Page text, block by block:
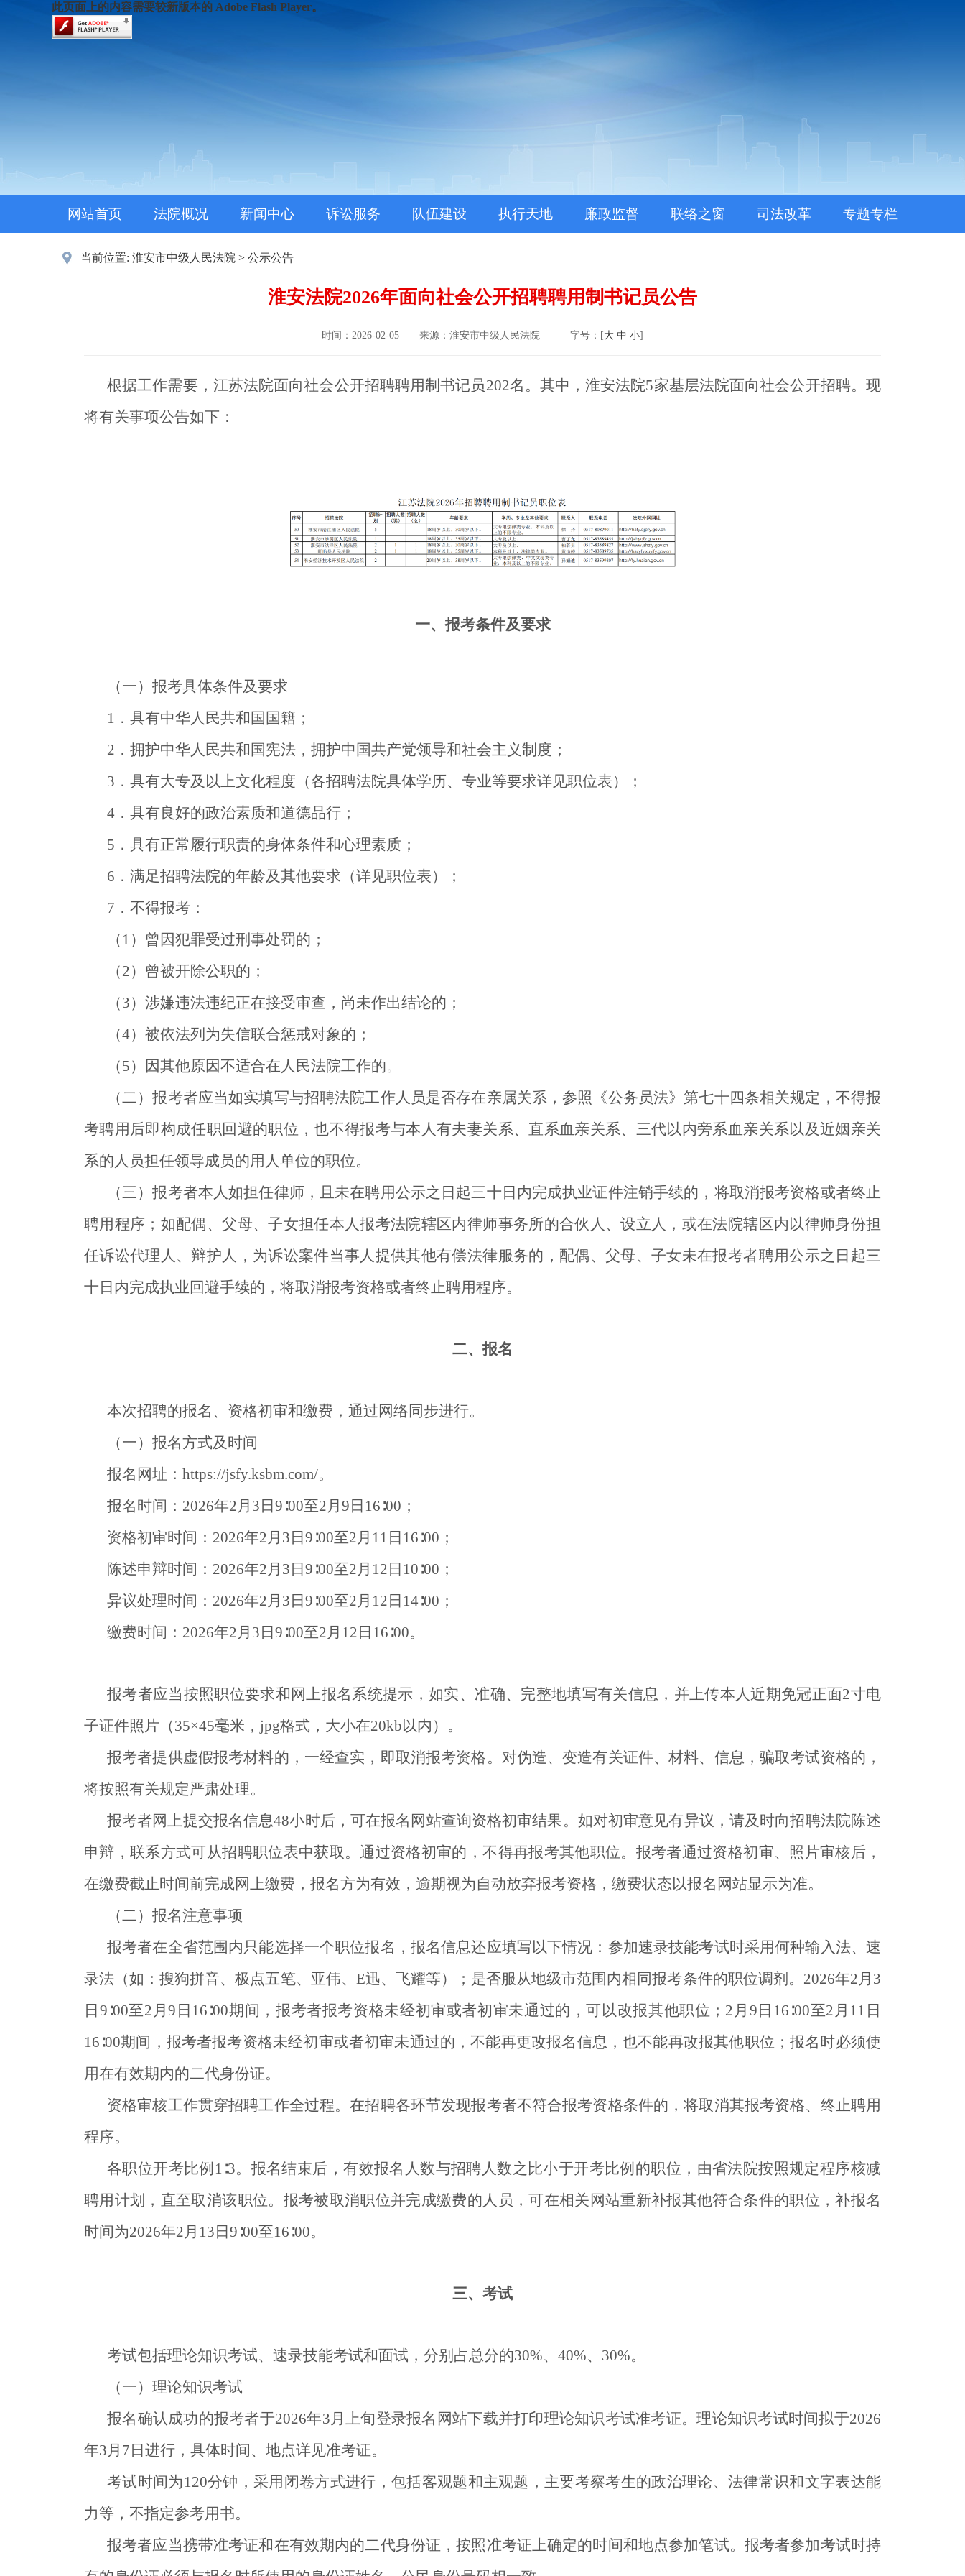
此页面上的内容需要较新版本的 Adobe Flash Player。
网站首页 法院概况 新闻中心 诉讼服务 队伍建设 执行天地 廉政监督 联络之窗 司法改革 专题专栏
当前位置: 淮安市中级人民法院 > 公示公告
淮安法院2026年面向社会公开招聘聘用制书记员公告
时间：2026-02-05 来源：淮安市中级人民法院 字号：[大 中 小]
根据工作需要，江苏法院面向社会公开招聘聘用制书记员202名。其中，淮安法院5家基层法院面向社会公开招聘。现
将有关事项公告如下：
一、报考条件及要求
（一）报考具体条件及要求
1．具有中华人民共和国国籍；
2．拥护中华人民共和国宪法，拥护中国共产党领导和社会主义制度；
3．具有大专及以上文化程度（各招聘法院具体学历、专业等要求详见职位表）；
4．具有良好的政治素质和道德品行；
5．具有正常履行职责的身体条件和心理素质；
6．满足招聘法院的年龄及其他要求（详见职位表）；
7．不得报考：
（1）曾因犯罪受过刑事处罚的；
（2）曾被开除公职的；
（3）涉嫌违法违纪正在接受审查，尚未作出结论的；
（4）被依法列为失信联合惩戒对象的；
（5）因其他原因不适合在人民法院工作的。
（二）报考者应当如实填写与招聘法院工作人员是否存在亲属关系，参照《公务员法》第七十四条相关规定，不得报
考聘用后即构成任职回避的职位，也不得报考与本人有夫妻关系、直系血亲关系、三代以内旁系血亲关系以及近姻亲关
系的人员担任领导成员的用人单位的职位。
（三）报考者本人如担任律师，且未在聘用公示之日起三十日内完成执业证件注销手续的，将取消报考资格或者终止
聘用程序；如配偶、父母、子女担任本人报考法院辖区内律师事务所的合伙人、设立人，或在法院辖区内以律师身份担
任诉讼代理人、辩护人，为诉讼案件当事人提供其他有偿法律服务的，配偶、父母、子女未在报考者聘用公示之日起三
十日内完成执业回避手续的，将取消报考资格或者终止聘用程序。
二、报名
本次招聘的报名、资格初审和缴费，通过网络同步进行。
（一）报名方式及时间
报名网址：https://jsfy.ksbm.com/。
报名时间：2026年2月3日9∶00至2月9日16∶00；
资格初审时间：2026年2月3日9∶00至2月11日16∶00；
陈述申辩时间：2026年2月3日9∶00至2月12日10∶00；
异议处理时间：2026年2月3日9∶00至2月12日14∶00；
缴费时间：2026年2月3日9∶00至2月12日16∶00。
报考者应当按照职位要求和网上报名系统提示，如实、准确、完整地填写有关信息，并上传本人近期免冠正面2寸电
子证件照片（35×45毫米，jpg格式，大小在20kb以内）。
报考者提供虚假报考材料的，一经查实，即取消报考资格。对伪造、变造有关证件、材料、信息，骗取考试资格的，
将按照有关规定严肃处理。
报考者网上提交报名信息48小时后，可在报名网站查询资格初审结果。如对初审意见有异议，请及时向招聘法院陈述
申辩，联系方式可从招聘职位表中获取。通过资格初审的，不得再报考其他职位。报考者通过资格初审、照片审核后，
在缴费截止时间前完成网上缴费，报名方为有效，逾期视为自动放弃报考资格，缴费状态以报名网站显示为准。
（二）报名注意事项
报考者在全省范围内只能选择一个职位报名，报名信息还应填写以下情况：参加速录技能考试时采用何种输入法、速
录法（如：搜狗拼音、极点五笔、亚伟、E迅、飞耀等）；是否服从地级市范围内相同报考条件的职位调剂。2026年2月3
日9∶00至2月9日16∶00期间，报考者报考资格未经初审或者初审未通过的，可以改报其他职位；2月9日16∶00至2月11日
16∶00期间，报考者报考资格未经初审或者初审未通过的，不能再更改报名信息，也不能再改报其他职位；报名时必须使
用在有效期内的二代身份证。
资格审核工作贯穿招聘工作全过程。在招聘各环节发现报考者不符合报考资格条件的，将取消其报考资格、终止聘用
程序。
各职位开考比例1∶3。报名结束后，有效报名人数与招聘人数之比小于开考比例的职位，由省法院按照规定程序核减
聘用计划，直至取消该职位。报考被取消职位并完成缴费的人员，可在相关网站重新补报其他符合条件的职位，补报名
时间为2026年2月13日9∶00至16∶00。
三、考试
考试包括理论知识考试、速录技能考试和面试，分别占总分的30%、40%、30%。
（一）理论知识考试
报名确认成功的报考者于2026年3月上旬登录报名网站下载并打印理论知识考试准考证。理论知识考试时间拟于2026
年3月7日进行，具体时间、地点详见准考证。
考试时间为120分钟，采用闭卷方式进行，包括客观题和主观题，主要考察考生的政治理论、法律常识和文字表达能
力等，不指定参考用书。
报考者应当携带准考证和在有效期内的二代身份证，按照准考证上确定的时间和地点参加笔试。报考者参加考试时持